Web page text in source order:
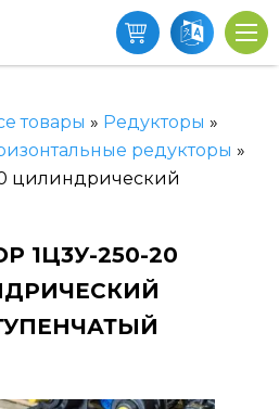
товары » Редукторы »
редукторы »
цилиндрический
1Ц3У-250-20